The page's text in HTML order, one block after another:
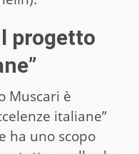
progetto
Muscari è
italiane”
ha uno scopo